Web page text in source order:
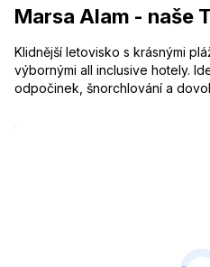
Marsa Alam - naše
Klidnější letovisko s krásnými
výbornými all inclusive hotely.
odpočinek, šnorchlování a